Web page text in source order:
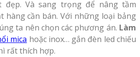
đẹp. Và sang trọng để nâng tầm
hàng cần bán. Với những loại bảng
ta nên chọn các phương án. Làm
mica hoặc inox… gắn đèn led chiếu
rất thích hợp.